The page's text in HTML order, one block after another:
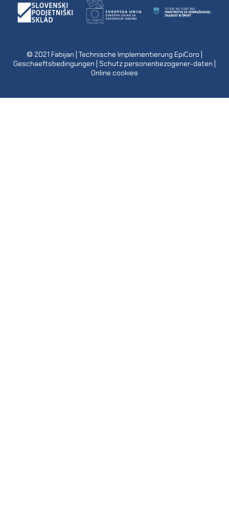
© 2021 Fabijan | Technische Implementierung EpiCoro
Geschaeftsbedingungen Schutz personenbezogener-daten
Online cookies